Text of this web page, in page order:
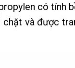
có tính
và được